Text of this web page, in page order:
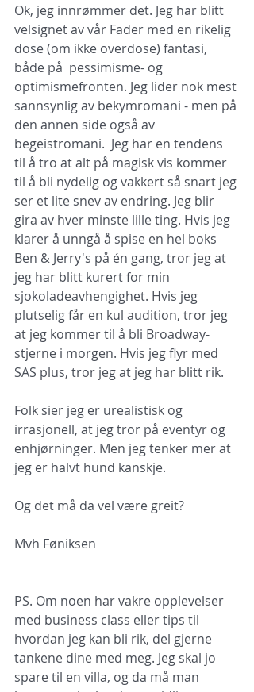
Ok, jeg innrømmer det. Jeg har blitt
velsignet av vår Fader med en rikelig
dose (om ikke overdose) fantasi,
både på  pessimisme- og
optimismefronten. Jeg lider nok mest
sannsynlig av bekymromani - men på
den annen side også av
begeistromani.  Jeg har en tendens
til å tro at alt på magisk vis kommer
til å bli nydelig og vakkert så snart jeg
ser et lite snev av endring. Jeg blir
gira av hver minste lille ting. Hvis jeg
klarer å unngå å spise en hel boks
Ben & Jerry's på én gang, tror jeg at
jeg har blitt kurert for min
sjokoladeavhengighet. Hvis jeg
plutselig får en kul audition, tror jeg
at jeg kommer til å bli Broadway-
stjerne i morgen. Hvis jeg flyr med
SAS plus, tror jeg at jeg har blitt rik.
Folk sier jeg er urealistisk og
irrasjonell, at jeg tror på eventyr og
enhjørninger. Men jeg tenker mer at
jeg er halvt hund kanskje.
Og det må da vel være greit?
Mvh Føniksen
PS. Om noen har vakre opplevelser
med business class eller tips til
hvordan jeg kan bli rik, del gjerne
tankene dine med meg. Jeg skal jo
spare til en villa, og da må man